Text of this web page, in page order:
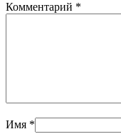
Комментарий *
Имя *